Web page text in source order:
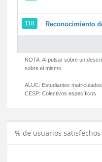
118 Reconocimiento
NOTA: Al pulsar sobre un
sobre el mismo.
ALUC: Estudiantes
CESP: Colectivos específicos
% de usuarios